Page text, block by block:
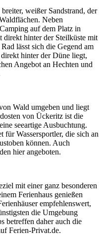
weißer Sandstrand, der
Neben
auf dem Platz in
direkt hinter der Steilküste mit
lässt sich die Gegend am
hinter der Düne liegt,
Angebot an Hechten und
Wald umgeben und liegt
von Ückeritz ist die
seeartige Ausbuchtung.
für Wassersportler, die sich an
können. Auch
hier angeboten.
mit einer ganz besonderen
Ferienhaus genießen
empfehlenswert,
die Umgebung
betreffen daher auch die
Ferien-Privat.de.